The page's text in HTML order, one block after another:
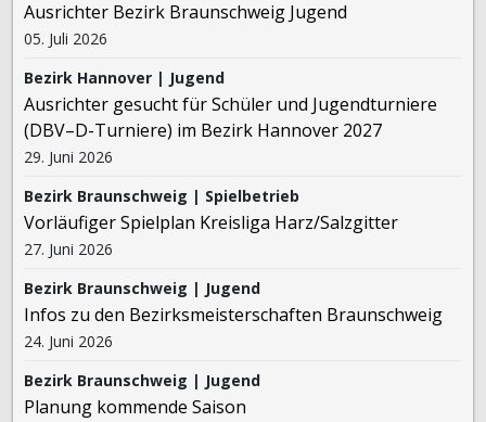
Ausrichter Bezirk Braunschweig Jugend
05. Juli 2026
Bezirk Hannover | Jugend
Ausrichter gesucht für Schüler und Jugendturniere
(DBV–D-Turniere) im Bezirk Hannover 2027
29. Juni 2026
Bezirk Braunschweig | Spielbetrieb
Vorläufiger Spielplan Kreisliga Harz/Salzgitter
27. Juni 2026
Bezirk Braunschweig | Jugend
Infos zu den Bezirksmeisterschaften Braunschweig
24. Juni 2026
Bezirk Braunschweig | Jugend
Planung kommende Saison